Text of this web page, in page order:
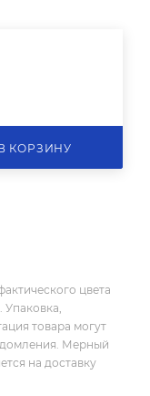
КОРЗИНУ
цвета
Упаковка,
товара могут
Мерный
на доставку